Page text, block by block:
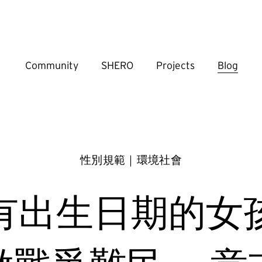
Community SHERO Projects Blog
出生日期的女
性別規範｜環境社會